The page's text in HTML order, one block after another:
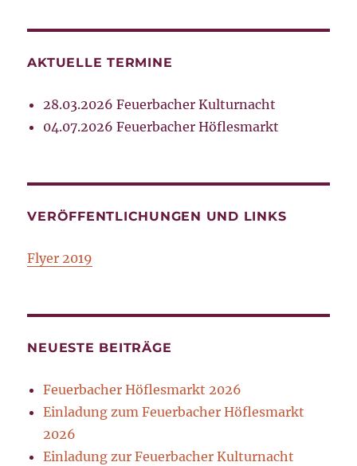
AKTUELLE TERMINE
28.03.2026 Feuerbacher Kulturnacht
04.07.2026 Feuerbacher Höflesmarkt
VERÖFFENTLICHUNGEN UND LINKS
Flyer 2019
NEUESTE BEITRÄGE
Feuerbacher Höflesmarkt 2026
Einladung zum Feuerbacher Höflesmarkt
2026
Einladung zur Feuerbacher Kulturnacht